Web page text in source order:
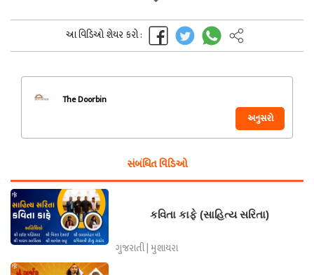
આ વિડિઓ શેયર કરો :
The Doorbin
અનુસરો
સંબંધિત વિડિઓ
કવિતા કાફે (સાહિત્ય સરિતા)
ગુજરાતી | મુશાયરા